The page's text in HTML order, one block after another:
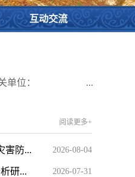
互动交流
驻州有关单位： ...
阅读更多+
害防... 2026-08-04
研... 2026-07-31